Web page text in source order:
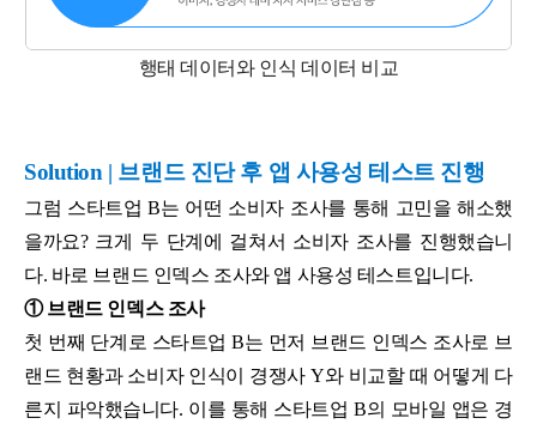
행태 데이터와 인식 데이터 비교
Solution | 브랜드 진단 후 앱 사용성 테스트 진행
그럼 스타트업 B는 어떤 소비자 조사를 통해 고민을 해소했
을까요? 크게 두 단계에 걸쳐서 소비자 조사를 진행했습니
다. 바로 브랜드 인덱스 조사와 앱 사용성 테스트입니다.
① 브랜드 인덱스 조사
첫 번째 단계로 스타트업 B는 먼저 브랜드 인덱스 조사로 브
랜드 현황과 소비자 인식이 경쟁사 Y와 비교할 때 어떻게 다
른지 파악했습니다. 이를 통해 스타트업 B의 모바일 앱은 경